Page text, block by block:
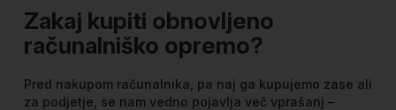
Zakaj kupiti obnovljeno
računalniško opremo?
Pred nakupom računalnika, pa naj ga kupujemo zase ali
za podjetje, se nam vedno pojavlja več vprašanj –